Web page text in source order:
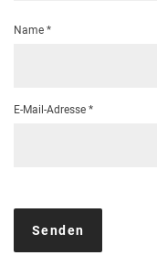
Name *
E-Mail-Adresse *